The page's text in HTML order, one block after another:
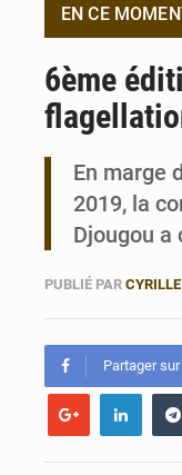
EN CE
6ème
En marge
2019, la
Djougou a
PUBLIÉ PAR
Partager